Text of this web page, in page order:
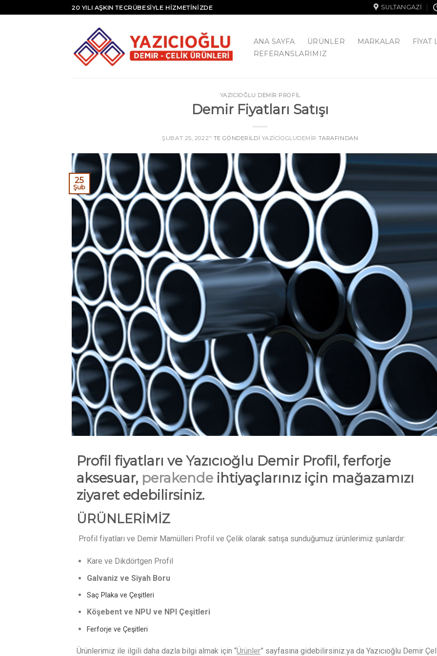
20 YILI AŞKIN TECRÜBESİYLE HİZMETİNİZDE SULTANGAZI
ANA SAYFA ÜRÜNLER MARKALAR
FIYAT
REFERANSLARIMIZ
YAZICIOĞLU DEMİR PROFİL
Demir Fiyatları Satışı
ŞUBAT 25, 2022’' TE GÖNDERILDI YAZICIOGLUDEMIR TARAFINDAN
25
Şub
Profil fiyatları ve Yazıcıoğlu Demir Profil, ferforje
aksesuar, perakende ihtiyaçlarınız için mağazamızı
ziyaret edebilirsiniz.
ÜRÜNLERİMİZ
Profil fiyatları ve Demir Mamülleri Profil ve Çelik olarak satışa sunduğumuz ürünlerimiz şunlardır:
Kare ve Dikdörtgen Profil
Galvaniz ve Siyah Boru
Saç Plaka ve Çeşitleri
Köşebent ve NPU ve NPI Çeşitleri
Ferforje ve Çeşitleri
Ürünlerimiz ile ilgili daha dazla bilgi almak için “Ürünler” sayfasına gidebilirsiniz.ya da Yazıcıoğlu Demir